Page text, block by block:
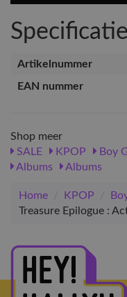
Artikelnummer
EAN nummer
Shop meer
SALE
KPOP Boy
Albums
Albums
Home / KPOP /
Treasure Epilogue :